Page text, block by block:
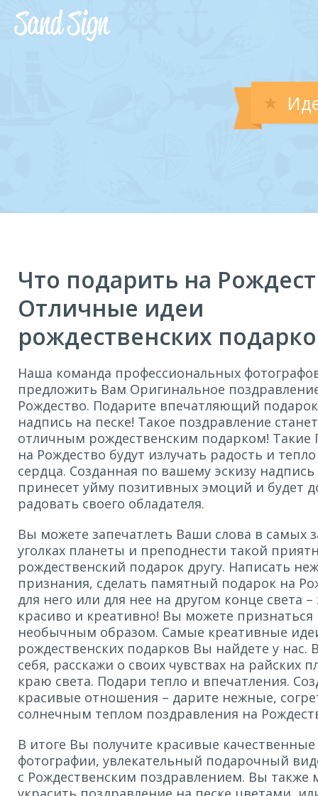
Что подарить на
Отличные идеи
рождественских
Наша команда профессиональных
предложить Вам Оригинальное
Рождество. Подарите впечатляющий
надпись на песке! Такое поздравление станет
отличным рождественским подарком! Такие
на Рождество будут излучать радость и
сердца. Созданная по вашему эскизу надпись
принесет уйму позитивных эмоций и будет
радовать своего обладателя.
Вы можете запечатлеть Ваши слова в самых
уголках планеты и преподнести такой
рождественский подарок другу. Написать
признания, сделать памятный подарок на
для него или для нее на другом конце света –
красиво и креативно! Вы можете
необычным образом. Самые креативные
рождественских подарков Вы найдете у нас.
себя, расскажи о своих чувствах на райских
краю света. Подари тепло и впечатления.
красивые отношения – дарите нежные,
солнечным теплом поздравления на
В итоге Вы получите красивые качественные
фотографии, увлекательный подарочный
с Рождественским поздравлением. Вы также